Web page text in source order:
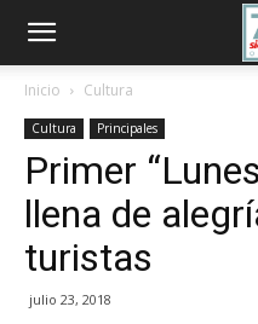
Inicio Cultura
Cultura Principales
Primer
llena de
turistas
julio 23, 2018